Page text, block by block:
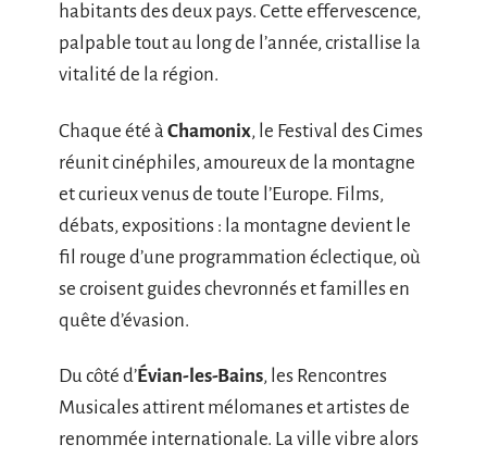
habitants des deux pays. Cette effervescence,
palpable tout au long de l’année, cristallise la
vitalité de la région.
Chaque été à Chamonix, le Festival des Cimes
réunit cinéphiles, amoureux de la montagne
et curieux venus de toute l’Europe. Films,
débats, expositions : la montagne devient le
fil rouge d’une programmation éclectique, où
se croisent guides chevronnés et familles en
quête d’évasion.
Du côté d’Évian-les-Bains, les Rencontres
Musicales attirent mélomanes et artistes de
renommée internationale. La ville vibre alors